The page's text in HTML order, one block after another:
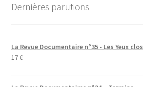
Dernières parutions
La Revue Documentaire n°35 - Les Yeux clos
17€